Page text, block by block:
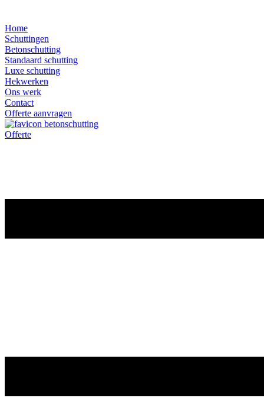
Home
Schuttingen
Betonschutting
Standaard schutting
Luxe schutting
Hekwerken
Ons werk
Contact
Offerte aanvragen
Offerte